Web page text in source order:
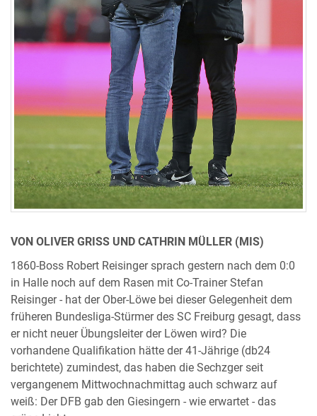
VON OLIVER GRISS UND CATHRIN MÜLLER (MIS)
1860-Boss Robert Reisinger sprach gestern nach dem 0:0
in Halle noch auf dem Rasen mit Co-Trainer Stefan
Reisinger - hat der Ober-Löwe bei dieser Gelegenheit dem
früheren Bundesliga-Stürmer des SC Freiburg gesagt, dass
er nicht neuer Übungsleiter der Löwen wird? Die
vorhandene Qualifikation hätte der 41-Jährige (db24
berichtete) zumindest, das haben die Sechzger seit
vergangenem Mittwochnachmittag auch schwarz auf
weiß: Der DFB gab den Giesingern - wie erwartet - das